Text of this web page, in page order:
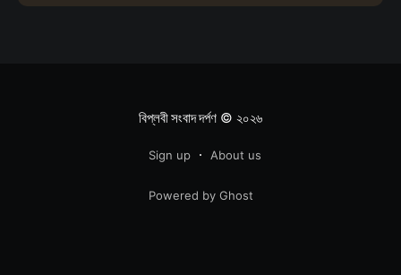
বিপ্লবী সংবাদ দর্পণ© ২০২৬
Sign up About us
Powered by Ghost